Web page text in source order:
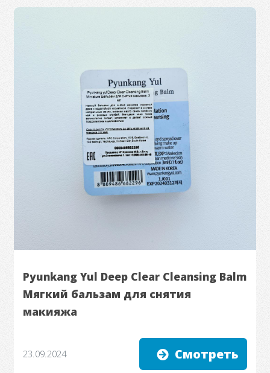
Pyunkang Yul Deep Clear Cleansing Balm
Мягкий бальзам для снятия
макияжа
23.09.2024 Смотреть